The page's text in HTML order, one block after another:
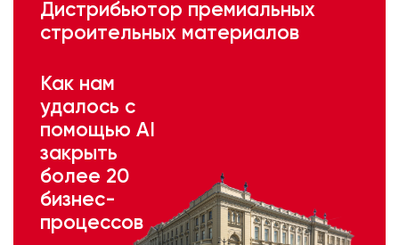
Дистрибьютор премиальных
строительных материалов
Как нам
удалось с
помощью AI
закрыть
более 20
бизнес-
процессов